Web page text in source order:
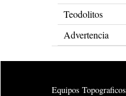
Teodolitos
Advertencia
Equipos Topograficos